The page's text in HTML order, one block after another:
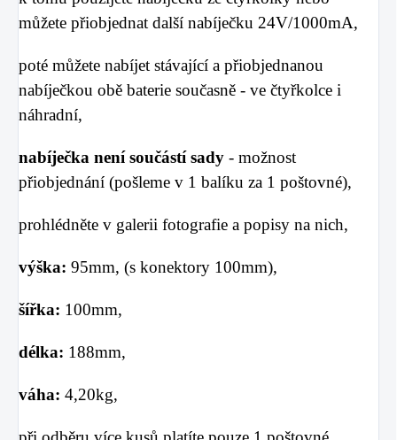
můžete přiobjednat další nabíječku 24V/1000mA,
poté můžete nabíjet stávající a přiobjednanou
nabíječkou obě baterie současně - ve čtyřkolce i
náhradní,
nabíječka není součástí sady - možnost
přiobjednání (pošleme v 1 balíku za 1 poštovné),
prohlédněte v galerii fotografie a popisy na nich,
výška: 95mm, (s konektory 100mm),
šířka: 100mm,
délka: 188mm,
váha: 4,20kg,